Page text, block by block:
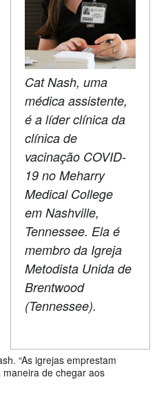
Cat Nash, uma
médica assistente,
é a líder clínica da
clínica de
vacinação COVID-
19 no Meharry
Medical College
em Nashville,
Tennessee. Ela é
membro da Igreja
Metodista Unida de
Brentwood
(Tennessee).
“As igrejas emprestam
de chegar aos